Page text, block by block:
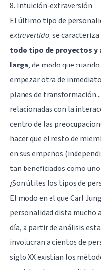
8. Intuición-extraversión
El último tipo de
extravertido, se
todo tipo de proyectos y
larga, de modo que
empezar otra de
planes de
relacionadas con la
centro de las
hacer que el resto de
en sus empeños
tan beneficiados como
¿Son útiles los tipos de
El modo en el que Carl
personalidad dista mucho
día, a partir de análisis
involucran a cientos de
siglo XX existían los